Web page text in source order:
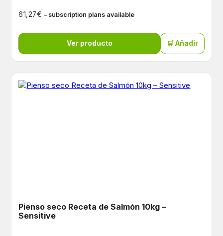
61,27€ – subscription plans available
Ver producto 🛒 Añadir
Pienso seco Receta de Salmón 10kg –
Sensitive